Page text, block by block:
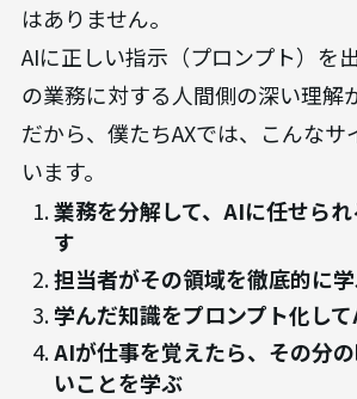
はありません。
AIに正しい指示（プロンプト）を
の業務に対する人間側の深い理解
だから、僕たちAXでは、こんなサ
います。
業務を分解して、AIに任せら
す
担当者がその領域を徹底的に
学んだ知識をプロンプト化し
AIが仕事を覚えたら、その分
いことを学ぶ